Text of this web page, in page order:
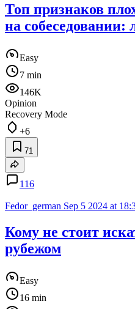
Топ признаков
на
Easy
7 min
146K
Opinion
Recovery Mode
+6
71
116
Fedor_german Sep 5 2024 at
Кому не стоит
рубежом
Easy
16 min